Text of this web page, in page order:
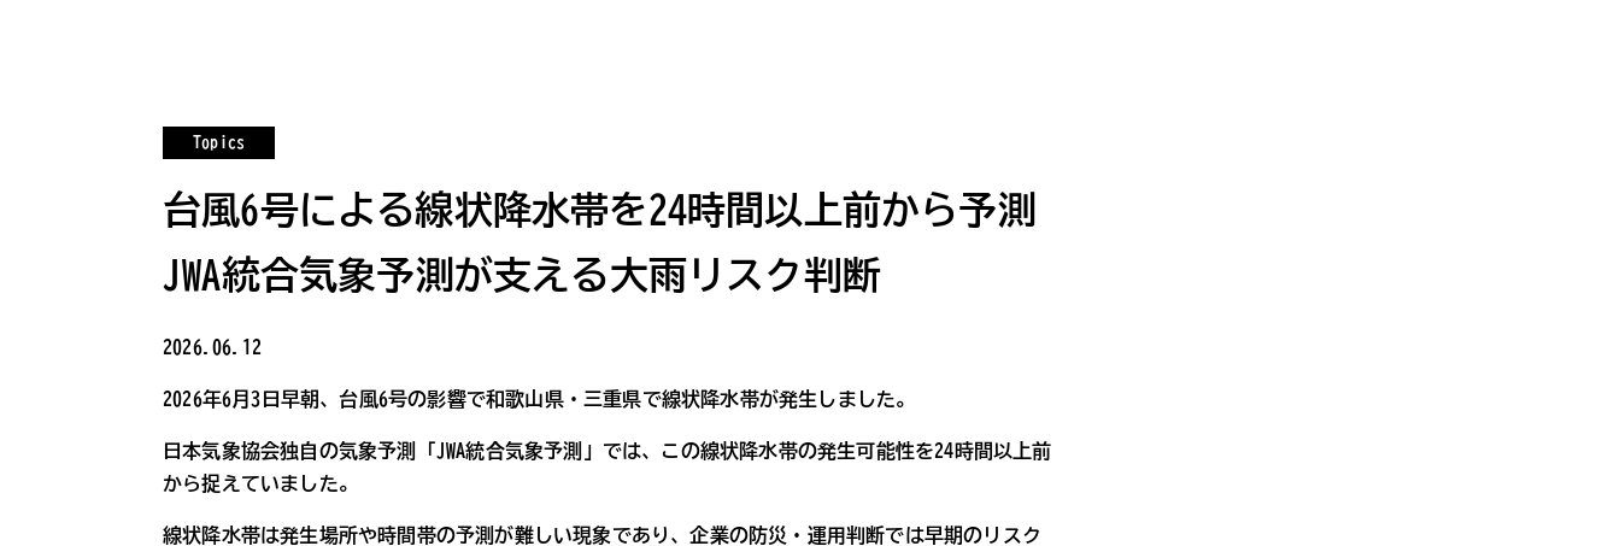
Topics
台風6号による線状降水帯を24時間以上前から予測
JWA統合気象予測が支える大雨リスク判断
2026.06.12
2026年6月3日早朝、台風6号の影響で和歌山県・三重県で線状降水帯が発生しました。
日本気象協会独自の気象予測「JWA統合気象予測」では、この線状降水帯の発生可能性を24時間以上前
から捉えていました。
線状降水帯は発生場所や時間帯の予測が難しい現象であり、企業の防災・運用判断では早期のリスク